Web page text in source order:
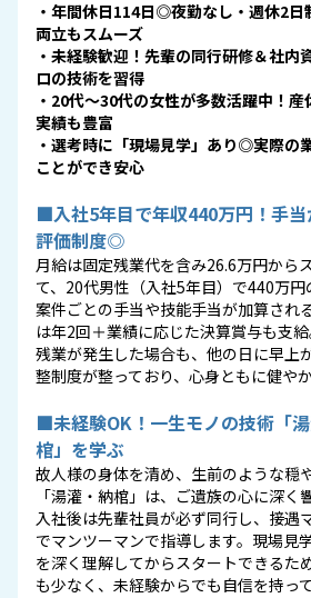
・年間休日114日◎夜勤なし・週休2日
両立もスムーズ
・未経験歓迎！先輩の同行研修＆社内
ロの技術を習得
・20代〜30代の女性が多数活躍中！
実績も豊富
・選考時に「現場見学」あり◎実際の
ことができ安心
■入社5年目で年収440万円！手
評価制度◎
月給は固定残業代を含み26.6万円から
て、20代男性（入社5年目）で440万円
案件ごとの手当や技能手当が加算され
は年2回＋業績に応じた決算賞与も支給
残業が発生した場合も、他の日に早上
整制度が整っており、心身ともに健や
■未経験OK！一生モノの技術「
棺」を学ぶ
故人様の身体を清め、生前のような穏
「湯灌・納棺」は、ご遺族の心に深く
入社後は先輩社員が必ず同行し、接遇
でマンツーマンで指導します。現場見
を深く理解してからスタートできるた
も少なく、未経験からでも自信を持っ